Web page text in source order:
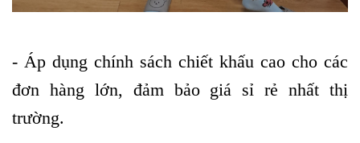
- Áp dụng chính sách chiết khấu cao cho các
đơn hàng lớn, đảm bảo giá sỉ rẻ nhất thị
trường.